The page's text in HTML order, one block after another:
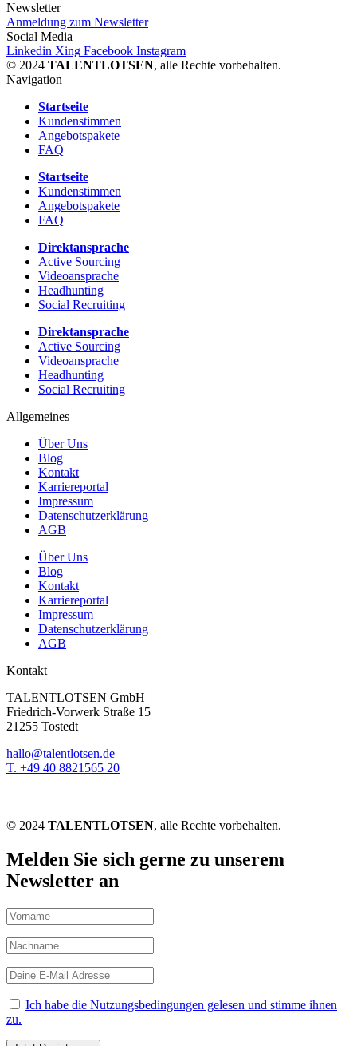
Newsletter
Anmeldung zum Newsletter
Social Media
Linkedin Xing Facebook Instagram
© 2024 TALENTLOTSEN, alle Rechte vorbehalten.
Navigation
Startseite
Kundenstimmen
Angebotspakete
FAQ
Startseite
Kundenstimmen
Angebotspakete
FAQ
Direktansprache
Active Sourcing
Videoansprache
Headhunting
Social Recruiting
Direktansprache
Active Sourcing
Videoansprache
Headhunting
Social Recruiting
Allgemeines
Über Uns
Blog
Kontakt
Karriereportal
Impressum
Datenschutzerklärung
AGB
Über Uns
Blog
Kontakt
Karriereportal
Impressum
Datenschutzerklärung
AGB
Kontakt
TALENTLOTSEN GmbH
Friedrich-Vorwerk Straße 15 |
21255 Tostedt
hallo@talentlotsen.de
T. +49 40 8821565 20
© 2024 TALENTLOTSEN, alle Rechte vorbehalten.
Melden Sie sich gerne zu unserem
Newsletter an
Ich habe die Nutzungsbedingungen gelesen und stimme ihnen
zu.